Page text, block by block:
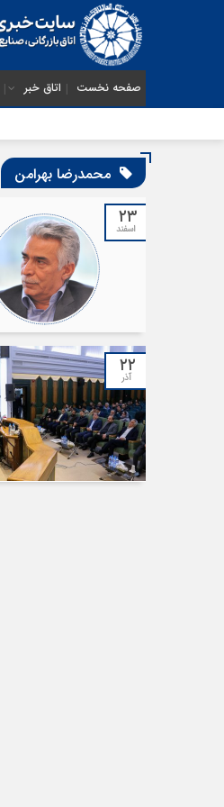
صفحه نخست اتاق خبر
محمدرضا بهرامن
۲۳
اسفند
۲۲
آذر